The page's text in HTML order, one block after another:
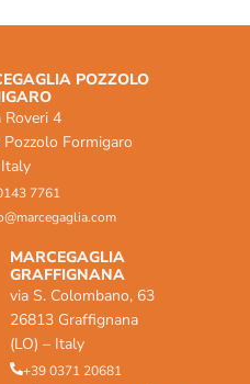
POZZOLO
Roveri 4
Formigaro
7761
MARCEGAGLIA
GRAFFIGNANA
via S. Colombano, 63
26813 Graffignana
(LO) – Italy
+39 0371 20681